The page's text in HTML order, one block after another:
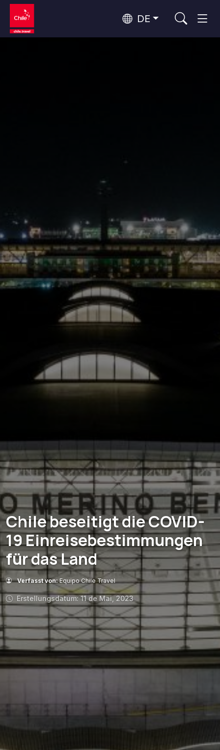
DE
Chile beseitigt die COVID-
19 Einreisebestimmungen
für das Land
Verfasst von:Equipo Chile Travel
Erstellungsdatum: 11 de Mai, 2023
Rapa Nui und Juan-Fernández-Archipel
Santiago, Valparaíso und die Weintäler
Städte, Berg und Schnee, Strand
Wälder, Seen und Vulkane
Wälder, Patagonien, Berg und Schnee
Nach Landschaft
Täler und Dörfer
Wüste und Altiplano
Inseln
Seen und Flüsse
Städtetourismus
Weinrouten und Gastronomie
Himmelsbeobachtung
Kultur und Kulturerbe
Top 10 der beliebtesten
Attraktionen
LANDSCHAFTEN REGIONEN
AKTIVITÄTEN
HIGHLIGHTS